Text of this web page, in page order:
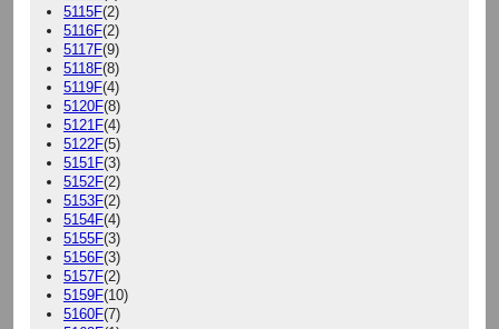
5115F(2)
5116F(2)
5117F(9)
5118F(8)
5119F(4)
5120F(8)
5121F(4)
5122F(5)
5151F(3)
5152F(2)
5153F(2)
5154F(4)
5155F(3)
5156F(3)
5157F(2)
5159F(10)
5160F(7)